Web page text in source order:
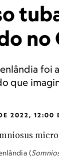
no
foi
que
2022, 12:00
(